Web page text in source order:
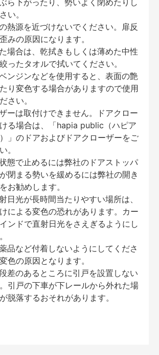
ら下がったり、勢いよく閉めたりし
い。
熱源を近づけないでください。扉反
みの原因になります。
場合は、乾拭きもしくは薄めた中性
ったタオルで拭いてください。
ンジンなどを使用すると、表面の艶
り変色する場合がありますので使用
さい。
ーは取付けできません。ドアクロー
る場合は、「hapia public（ハピア
」のドアおよびドアクローザーをご
。
態で止めるには弊社のドアストッパ
閉まる勢いを緩めるには弊社の開き
お勧めします。
日光が長時間当たりやすい場所は、
による変色の恐れがあります。カー
ンドで直射日光をさえぎるようにし
品など付着しないようにしてくださ
色の原因となります。
差のあるところに引戸を設置しない
引戸の下車が下レールから外れた場
脱落するおそれがあります。